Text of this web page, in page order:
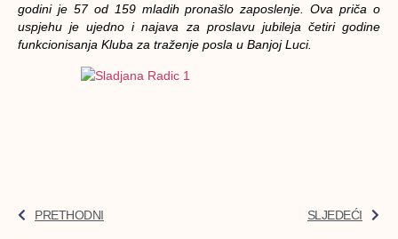
godini je 57 od 159 mladih pronašlo zaposlenje. Ova priča o
uspjehu je ujedno i najava za proslavu jubileja četiri godine
funkcionisanja Kluba za traženje posla u Banjoj Luci.
PRETHODNI SLJEDEĆI